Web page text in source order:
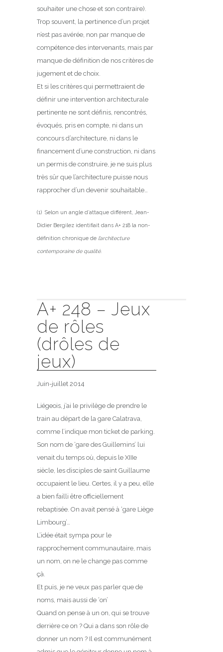
souhaiter une chose et son contraire).
Trop souvent, la pertinence d’un projet
n’est pas avérée, non par manque de
compétence des intervenants, mais par
manque de définition de nos critères de
jugement et de choix.
Et si les critères qui permettraient de
définir une intervention architecturale
pertinente ne sont définis, rencontrés,
évoqués, pris en compte, ni dans un
concours d’architecture, ni dans le
financement d’une construction, ni dans
un permis de construire, je ne suis plus
très sûr que l’architecture puisse nous
rapprocher d’un devenir souhaitable…
(1) Selon un angle d’attaque différent, Jean-
Didier Bergilez identifiait dans A+ 218 la non-
définition chronique de l’architecture
contemporaine de qualité.
A+ 248 – Jeux
de rôles
(drôles de
jeux)
Juin-juillet 2014
Liégeois, j’ai le privilège de prendre le
train au départ de la gare Calatrava,
comme l’indique mon ticket de parking.
Son nom de ‘gare des Guillemins’ lui
venait du temps où, depuis le XIIIe
siècle, les disciples de saint Guillaume
occupaient le lieu. Certes, il y a peu, elle
a bien failli être officiellement
rebaptisée. On avait pensé à ‘gare Liège
Limbourg’…
L’idée était sympa pour le
rapprochement communautaire, mais
un nom, on ne le change pas comme
çà.
Et puis, je ne veux pas parler que de
noms, mais aussi de ‘on’
Quand on pense à un on, qui se trouve
derrière ce on ? Qui a dans son rôle de
donner un nom ? Il est communément